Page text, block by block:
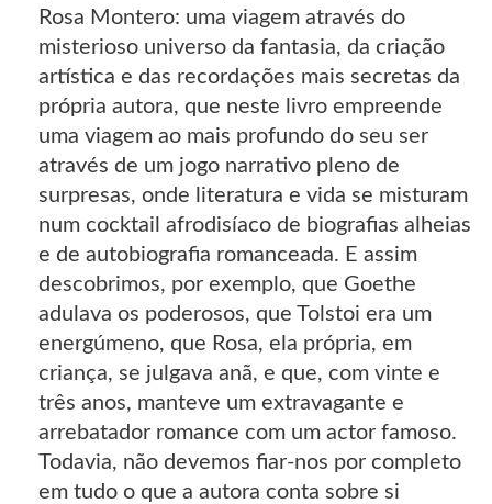
Rosa Montero: uma viagem através do
misterioso universo da fantasia, da criação
artística e das recordações mais secretas da
própria autora, que neste livro empreende
uma viagem ao mais profundo do seu ser
através de um jogo narrativo pleno de
surpresas, onde literatura e vida se misturam
num cocktail afrodisíaco de biografias alheias
e de autobiografia romanceada. E assim
descobrimos, por exemplo, que Goethe
adulava os poderosos, que Tolstoi era um
energúmeno, que Rosa, ela própria, em
criança, se julgava anã, e que, com vinte e
três anos, manteve um extravagante e
arrebatador romance com um actor famoso.
Todavia, não devemos fiar-nos por completo
em tudo o que a autora conta sobre si